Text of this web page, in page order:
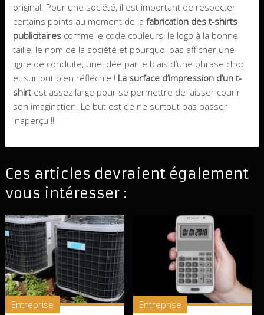
original. Pour une société, il est important de respecter
certains points au moment de la fabrication des t-shirts
publicitairescomme le code couleurs, le logo à la bonne
taille, le nom de la société et pourquoi pas afficher une
ligne de conduite, une idée par le biais d’une phrase choc
et surtout bien réfléchie ! La surface d’impression d’un t-
shirtest assez large pour se permettre de laisser courir
son imagination. Le but est de ne surtout pas passer
inaperçu !!
Ces articles devraient également
vous intéresser :
Entreprise Entreprise